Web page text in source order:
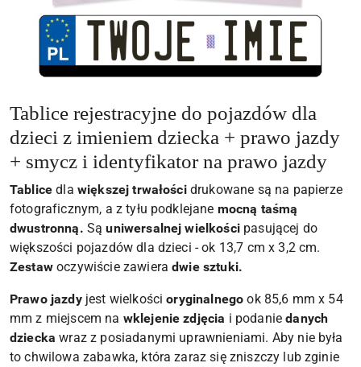
Tablice rejestracyjne do pojazdów dla
dzieci z imieniem dziecka + prawo jazdy
+ smycz i identyfikator na prawo jazdy
Tablice dla większej trwałościdrukowane są na papierze
fotograficznym, a z tyłu podklejane mocną taśmą
dwustronną. Sąuniwersalnej wielkościpasującej do
większości pojazdów dla dzieci - ok 13,7 cm x 3,2 cm.
Zestawoczywiście zawieradwie sztuki.
Prawo jazdyjest wielkościoryginalnego ok 85,6 mm x 54
mm z miejscem na wklejenie zdjęcia i podaniedanych
dziecka wraz z posiadanymi uprawnieniami. Aby nie była
to chwilowa zabawka, która zaraz się zniszczy lub zginie